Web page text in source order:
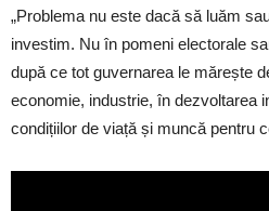
„Problema nu este dacă să luăm
investim. Nu în pomeni electorale
după ce tot guvernarea le mărește
economie, industrie, în dezvoltarea
condițiilor de viață și muncă pentru